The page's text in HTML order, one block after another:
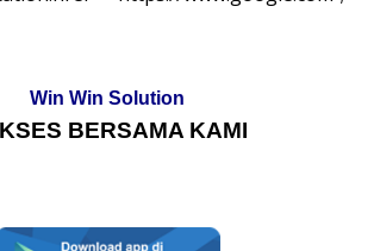
Win Win Solution
BERSAMA KAMI